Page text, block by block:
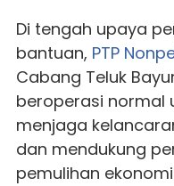
Di tengah upaya
bantuan, PTP
Cabang Teluk
beroperasi normal
menjaga
dan mendukung
pemulihan